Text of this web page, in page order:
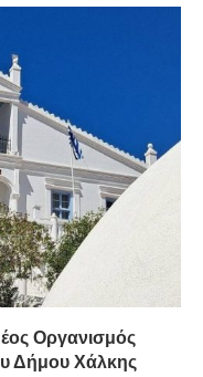
Οργανισμός
Δήμου Χάλκης